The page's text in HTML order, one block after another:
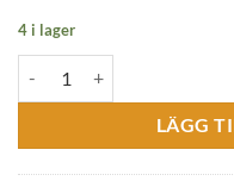
4 i lager
LÄGG